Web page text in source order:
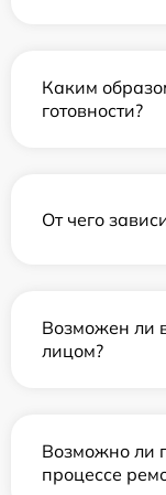
Каким
готовности?
От чего
Возможен ли
лицом?
Возможно ли
процессе